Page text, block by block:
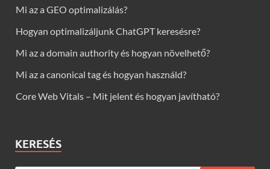
Mi az a GEO optimalizálás?
Hogyan optimalizáljunk ChatGPT keresésre?
Mi az a domain authority és hogyan növelhető?
Mi az a canonical tag és hogyan használd?
Core Web Vitals – Mit jelent és hogyan javítható?
KERESÉS